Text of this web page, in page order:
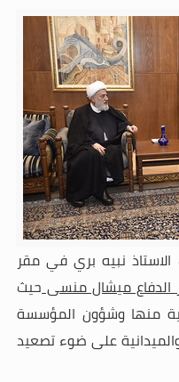
نبيه بري في مقر
الدفاع ميشال منسىحيث
منها وشؤون المؤسسة
على ضوء تصعيد